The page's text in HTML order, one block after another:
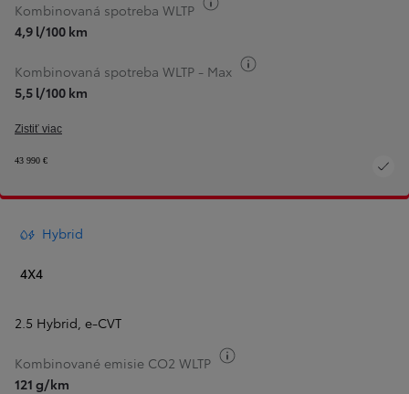
Kombinovaná spotreba WLTP
4,9 l/100 km
Kombinovaná spotreba WLTP - Max
5,5 l/100 km
Zistiť viac
43 990 €
Hybrid
4X4
2.5 Hybrid, e-CVT
Kombinované emisie CO2 WLTP
121 g/km